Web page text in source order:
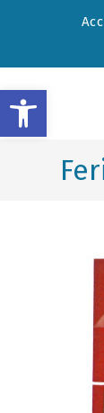
Ouvrir